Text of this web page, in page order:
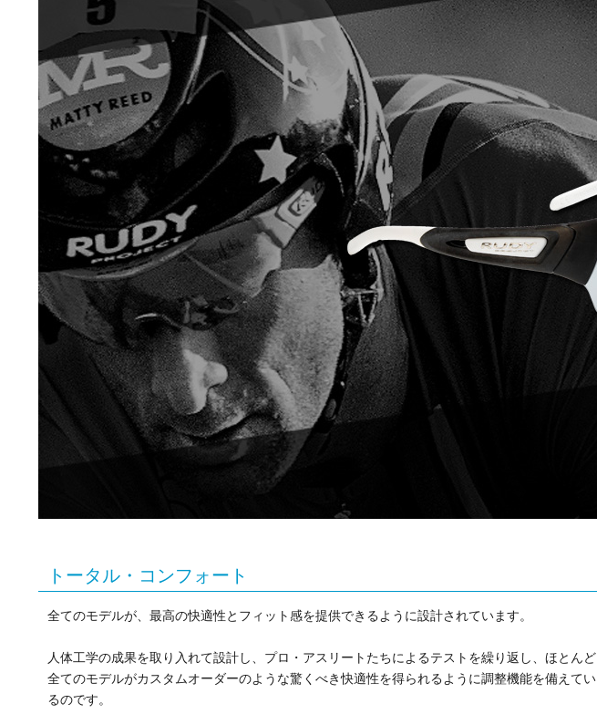
トータル・コンフォート
全てのモデルが、最高の快適性とフィット感を提供できるように設計されています。
人体工学の成果を取り入れて設計し、プロ・アスリートたちによるテストを繰り返し、ほとんど
全てのモデルがカスタムオーダーのような驚くべき快適性を得られるように調整機能を備えてい
るのです。